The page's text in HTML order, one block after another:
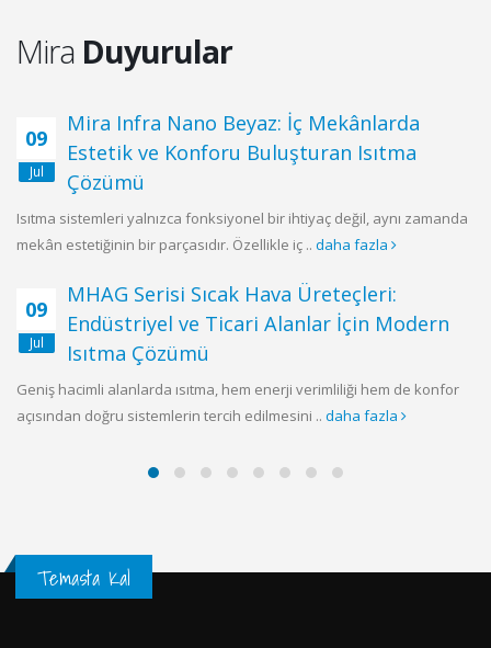
Mira Duyurular
09
Jul
Mira Infra Nano Beyaz: İç Mekânlarda
Estetik ve Konforu Buluşturan Isıtma
Çözümü
Isıtma sistemleri yalnızca fonksiyonel bir ihtiyaç değil, aynı zamanda
mekân estetiğinin bir parçasıdır. Özellikle iç .. daha fazla
09
Jul
MHAG Serisi Sıcak Hava Üreteçleri:
Endüstriyel ve Ticari Alanlar İçin Modern
Isıtma Çözümü
Geniş hacimli alanlarda ısıtma, hem enerji verimliliği hem de konfor
açısından doğru sistemlerin tercih edilmesini .. daha fazla
Temasta Kal